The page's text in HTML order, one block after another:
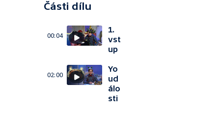
Části dílu
00:04
1.
vst
up
02:00
Yo
ud
álo
sti